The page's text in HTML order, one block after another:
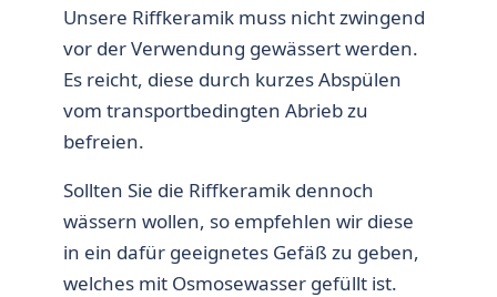
Unsere Riffkeramik muss nicht zwingend
vor der Verwendung gewässert werden.
Es reicht, diese durch kurzes Abspülen
vom transportbedingten Abrieb zu
befreien.
Sollten Sie die Riffkeramik dennoch
wässern wollen, so empfehlen wir diese
in ein dafür geeignetes Gefäß zu geben,
welches mit Osmosewasser gefüllt ist.